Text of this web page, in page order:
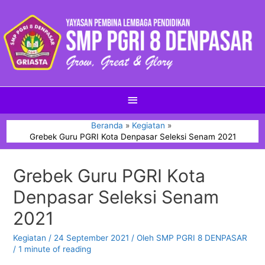
Beranda
Kegiatan
Grebek Guru PGRI Kota Denpasar Seleksi Senam 2021
Grebek Guru PGRI Kota
Denpasar Seleksi Senam
2021
Kegiatan / 24 September 2021 / Oleh SMP PGRI 8 DENPASAR
/ 1 minute of reading